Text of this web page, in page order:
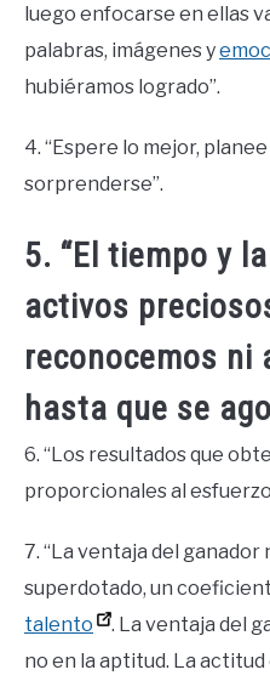
luego enfocarse en ellas
palabras, imágenes y
hubiéramos logrado”.
4. “Espere lo mejor,
sorprenderse”.
5. “El tiempo y
activos
reconocemos ni
hasta que se
6. “Los resultados que
proporcionales al esfuerzo
7. “La ventaja del
superdotado, un
talento
. La ventaja del
no en la aptitud. La